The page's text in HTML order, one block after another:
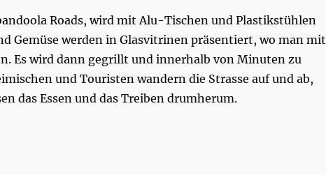
Roads, wird mit Alu-Tischen und Plastikstühlen
Gemüse werden in Glasvitrinen präsentiert, wo man mit
Es wird dann gegrillt und innerhalb von Minuten zu
und Touristen wandern die Strasse auf und ab,
das Essen und das Treiben drumherum.